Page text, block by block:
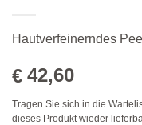
Hautverfeinerndes
€ 42,60
Tragen Sie sich in die
dieses Produkt wieder